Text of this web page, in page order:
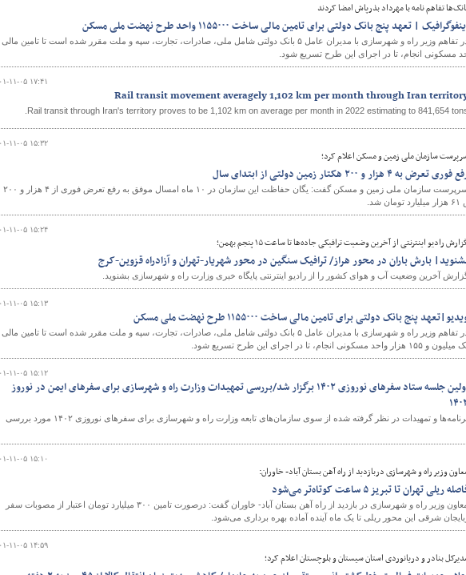
تفاهم نامه‌ با مهرداد بذرپاش امضا کردند
| تعهد پنج بانک دولتی برای تامین مالی ساخت ۱۱۵۵۰۰۰ واحد طرح نهضت ملی مسکن
در تفاهم وزیر راه و شهرسازی با مدیران عامل ۵ بانک دولتی شامل ملی، صادرات، تجارت، سپه و ملت مقرر شده است تا تامین مالی
۱۴۰۱-۱۱-۰۵
Rail transit movement averagely 1,102 km per month through Iran
Rail transit through Iran's territory proves to be 1,102 km on average per month in 2022 estimating to 841,654
۱۴۰۱-۱۱-۰۵
سازمان ملی زمین و مسکن اعلام کرد؛
تعرض به ۴ هزار و ۲۰۰ هکتار زمین دولتی از ابتدای سال
سرپرست سازمان ملی زمین و مسکن گفت: یگان حفاظت این سازمان در ۱۰ ماه امسال موفق به رفع تعرض فوری از ۴‌ هزار و ۲۰۰
۱۴۰۱-۱۱-۰۵
رادیو اینترنتی از آخرین وضعیت ترافیکی جاده‌ها تا ساعت ۱۵ پنجم بهمن؛
بارش باران در محور هراز/ ترافیک سنگین در محور شهریار-تهران و آزادراه قزوین-کرج
آخرین وضعیت آب و هوای کشور را از رادیو اینترنتی پایگاه خبری وزارت راه و شهرسازی بشنوید.
۱۴۰۱-۱۱-۰۵
پنج بانک دولتی برای تامین مالی ساخت ۱۱۵۵۰۰۰ طرح نهضت ملی مسکن
در تفاهم وزیر راه و شهرسازی با مدیران عامل ۵ بانک دولتی شامل ملی، صادرات، تجارت، سپه و ملت مقرر شده است تا تامین مالی
و ۱۵۵ هزار واحد مسکونی انجام، تا در اجرای این طرح تسریع شود.
۱۴۰۱-۱۱-۰۵
اولین جلسه ستاد سفرهای نوروزی ۱۴۰۲ برگزار شد/بررسی تمهیدات وزارت راه و شهرسازی برای سفرهای ایمن در نوروز
برنامه‌ها و تمهیدات در نظر گرفته شده از سوی سازمان‌های تابعه وزارت راه و شهرسازی برای سفرهای نوروزی ۱۴۰۲ مورد بررسی
۱۴۰۱-۱۱-۰۵
وزیر راه و شهرسازی دربازدید از راه آهن بستان آباد- خاوران:
ریلی تهران تا تبریز ۵ ساعت کوتاه‌تر می‌شود
معاون وزیر راه و شهرسازی در بازدید از راه آهن بستان آباد- خاوران گفت: درصورت تامین ۳۰۰ میلیارد تومان اعتبار از مصوبات سفر
شرقی این محور ریلی تا یک ماه آینده آماده بهره برداری می‌شود.
۱۴۰۱-۱۱-۰۵
بنادر و دریانوردی استان سیستان و بلوچستان اعلام کرد؛